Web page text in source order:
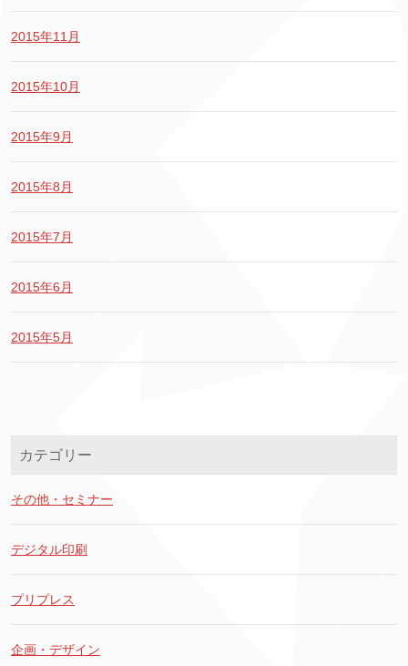
2015年11月
2015年10月
2015年9月
2015年8月
2015年7月
2015年6月
2015年5月
カテゴリー
その他・セミナー
デジタル印刷
プリプレス
企画・デザイン